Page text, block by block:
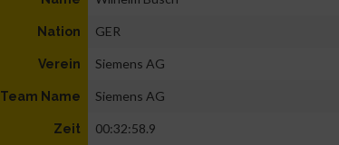
Nation GER
Verein Siemens AG
Team Name Siemens AG
Zeit 00:32:58.9